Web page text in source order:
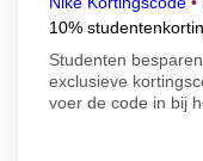
10%
Studenten
exclusieve
voer de code in bij